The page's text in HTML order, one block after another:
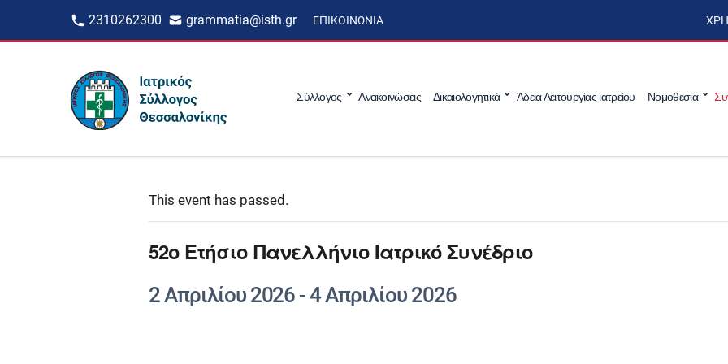
2310262300 grammatia@isth.gr ΕΠΙΚΟΙΝΩΝΊΑ
Σύλλογος Ανακοινώσεις Δικαιολογητικά Άδεια Λειτουργίας ιατρείου Νομοθεσία
This event has passed.
52ο Ετήσιο Πανελλήνιο Ιατρικό Συνέδριο
2 Απριλίου 2026 -4 Απριλίου 2026